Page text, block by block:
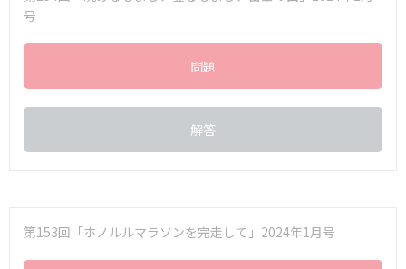
号
問題
解答
第153回「ホノルルマラソンを完走して」2024年1月号